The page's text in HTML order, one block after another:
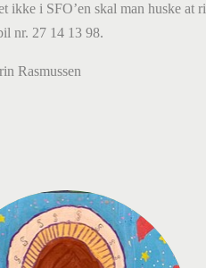
ikke i SFO’en skal man huske at
nr. 27 14 13 98.
Rasmussen